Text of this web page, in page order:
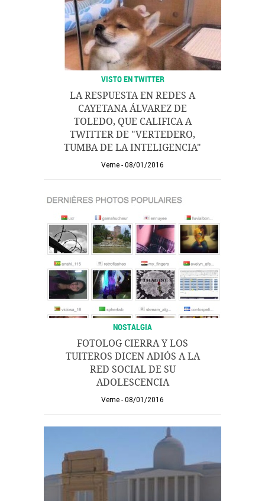
VISTO EN TWITTER
LA RESPUESTA EN REDES A
CAYETANA ÁLVAREZ DE
TOLEDO, QUE CALIFICA A
TWITTER DE "VERTEDERO,
TUMBA DE LA INTELIGENCIA"
Verne 08/01/2016
NOSTALGIA
FOTOLOG CIERRA Y LOS
TUITEROS DICEN ADIÓS A LA
RED SOCIAL DE SU
ADOLESCENCIA
Verne 08/01/2016